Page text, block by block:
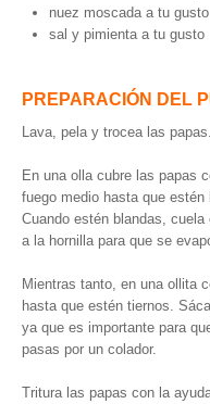
nuez moscada a tu gusto
sal y pimienta a tu gusto
PREPARACIÓN DEL
Lava, pela y trocea las papas.
En una olla cubre las papas
fuego medio hasta que estén
Cuando estén blandas,
a la hornilla para que se
Mientras tanto, en una ollita
hasta que estén tiernos.
ya que es importante para
pasas por un colador.
Tritura las papas con la